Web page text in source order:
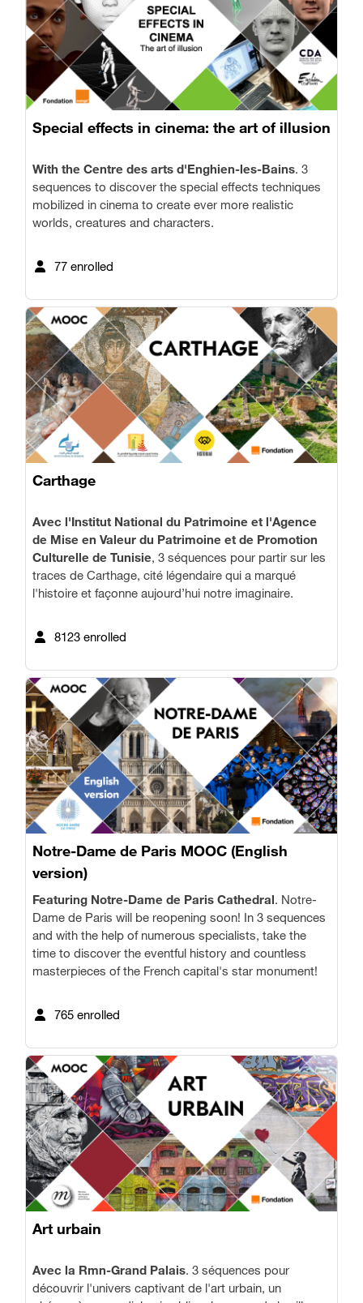
Special effects in cinema: the art of illusion
With the Centre des arts d'Enghien-les-Bains. 3
sequences to discover the special effects techniques
mobilized in cinema to create ever more realistic
worlds, creatures and characters.
77 enrolled
Carthage
Avec l'Institut National du Patrimoine et l'Agence
de Mise en Valeur du Patrimoine et de Promotion
Culturelle de Tunisie, 3 séquences pour partir sur les
traces de Carthage, cité légendaire qui a marqué
l'histoire et façonne aujourd’hui notre imaginaire.
8123 enrolled
Notre-Dame de Paris MOOC (English
version)
Featuring Notre-Dame de Paris Cathedral. Notre-
Dame de Paris will be reopening soon! In 3 sequences
and with the help of numerous specialists, take the
time to discover the eventful history and countless
masterpieces of the French capital's star monument!
765 enrolled
Art urbain
Avec la Rmn-Grand Palais. 3 séquences pour
découvrir l'univers captivant de l'art urbain, un